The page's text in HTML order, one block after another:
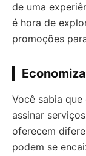
de uma
é hora de
promoções
Você sabia
assinar
oferecem
podem se